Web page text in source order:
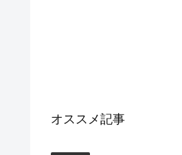
オススメ記事